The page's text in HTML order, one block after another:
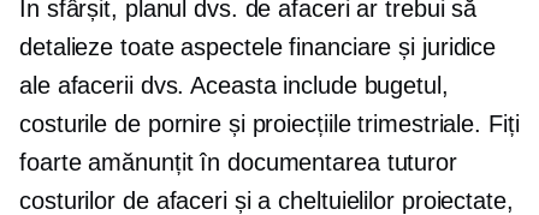
În sfârșit, planul dvs. de afaceri ar trebui să
detalieze toate aspectele financiare și juridice
ale afacerii dvs. Aceasta include bugetul,
costurile de pornire și proiecțiile trimestriale. Fiți
foarte amănunțit în documentarea tuturor
costurilor de afaceri și a cheltuielilor proiectate,